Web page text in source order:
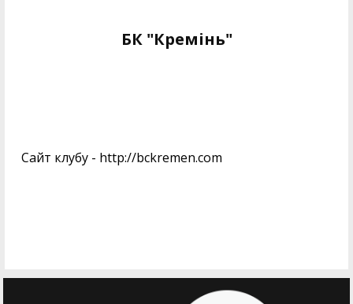
БК "Кремінь"
Сайт клубу - http://bckremen.com